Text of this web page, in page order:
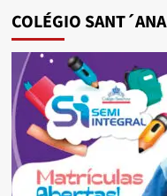
COLÉGIO SANT´ANA